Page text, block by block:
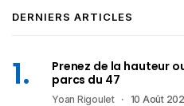
DERNIERS ARTICLES
Prenez de la hauteur
parcs du 47
Yoan Rigoulet 10 Août